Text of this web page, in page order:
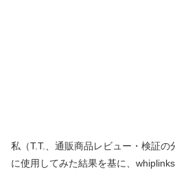
私（T.T.、通販商品レビュー・検証
に使用してみた結果を基に、